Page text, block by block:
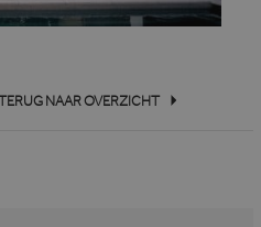
TERUG NAAR OVERZICHT